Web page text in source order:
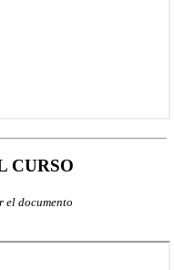
CURSO
el documento